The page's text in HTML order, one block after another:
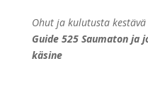
Ohut ja kulutusta kestävä
Guide 525 Saumaton ja
käsine